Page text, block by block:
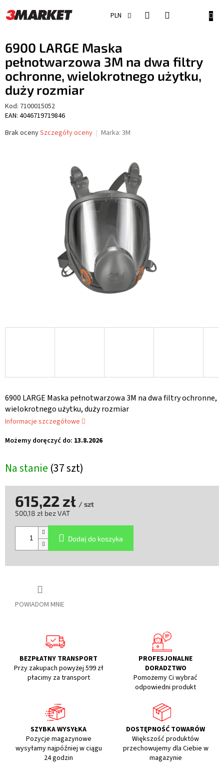
do
treści
PLN
6900 LARGE Maska
pełnotwarzowa 3M na dwa filtry
ochronne, wielokrotnego użytku,
duży rozmiar
Kod: 7100015052
EAN: 4046719719846
Średnia
Brak ocenySzczegóły oceny Marka: 3M
Na stanie (37 szt)
Możemy doręczyć do: 13.8.2026
6900 LARGE Maska pełnotwarzowa 3M na dwa filtry ochronne,
wielokrotnego użytku, duży rozmiar
Informacje szczegółowe
POWIADOM MNIE
615,22 zł / szt
500,18 zł bez VAT
jednostkowa:
Dodaj do koszyka
BEZPŁATNY TRANSPORT
Przy zakupach powyżej 599 zł
płacimy za transport
PROFESJONALNE
DORADZTWO
Pomożemy Ci wybrać
odpowiedni produkt
SZYBKA WYSYŁKA
Pozycje magazynowe
wysyłamy najpóźniej w ciągu
24 godzin
DOSTĘPNOŚĆ TOWARÓW
Większość produktów
przechowujemy dla Ciebie w
magazynie